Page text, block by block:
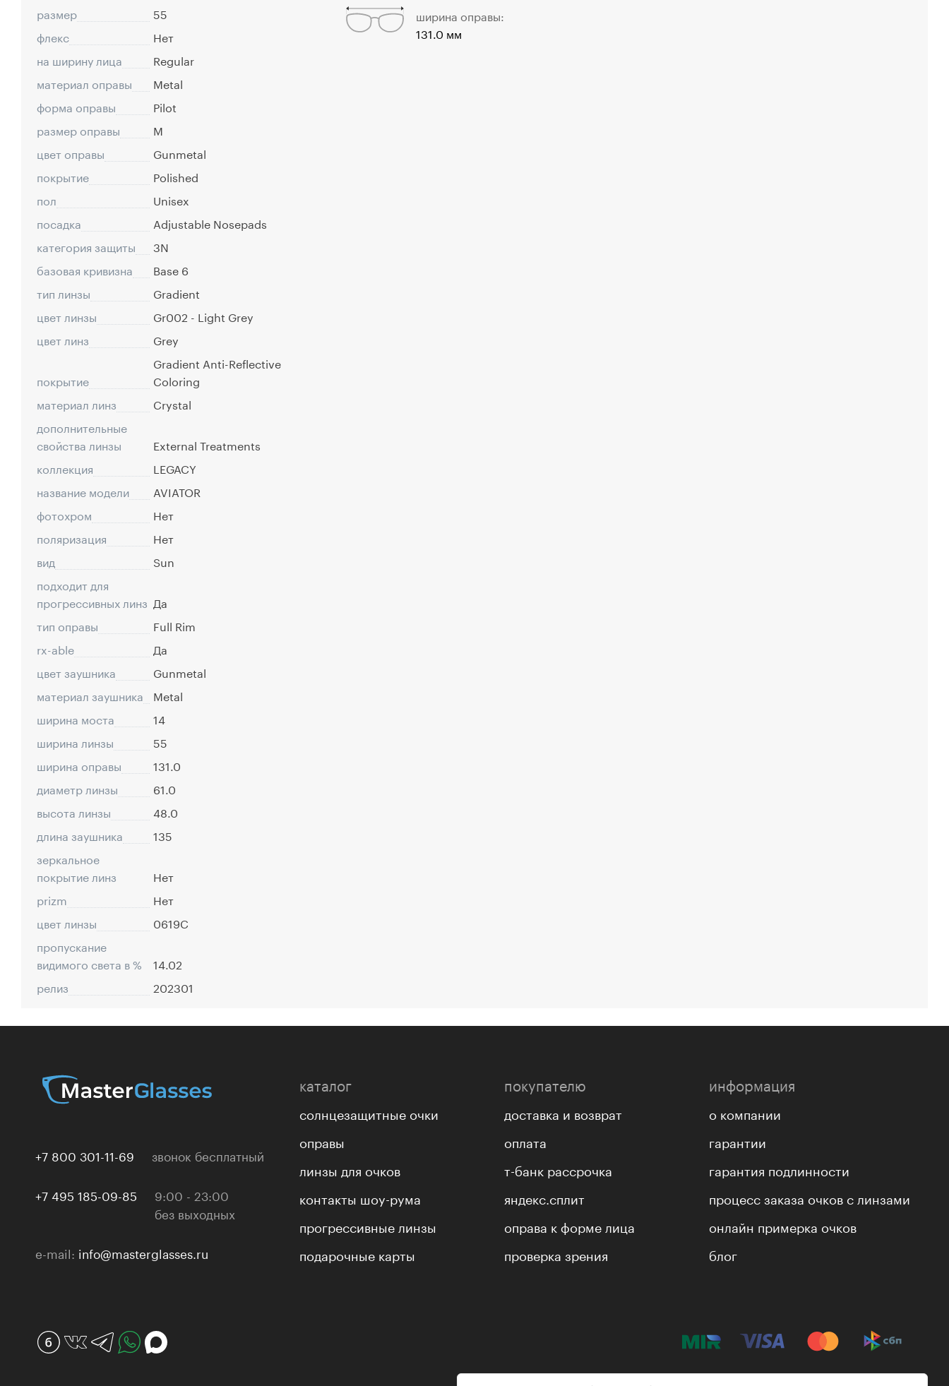
размер
55
флекс
Нет
на ширину лица
Regular
материал оправы
Metal
форма оправы
Pilot
размер оправы
M
цвет оправы
Gunmetal
покрытие
Polished
пол
Unisex
посадка
Adjustable Nosepads
категория защиты
3N
базовая кривизна
Base 6
тип линзы
Gradient
цвет линзы
Gr002 - Light Grey
цвет линз
Grey
покрытие
Gradient Anti-Reflective
Coloring
материал линз
Crystal
дополнительные
свойства линзы
External Treatments
коллекция
LEGACY
название модели
AVIATOR
фотохром
Нет
поляризация
Нет
вид
Sun
подходит для
прогрессивных линз Да
тип оправы
Full Rim
rx-able
Да
цвет заушника
Gunmetal
материал заушника
Metal
ширина моста
14
ширина линзы
55
ширина оправы
131.0
диаметр линзы
61.0
высота линзы
48.0
длина заушника
135
зеркальное
покрытие линз
Нет
prizm
Нет
цвет линзы
0619C
пропускание
видимого света в %
14.02
релиз
202301
ширина оправы:
131.0 мм
+7 800 301-11-69 звонок бесплатный
+7 495 185-09-85
9:00 - 23:00
без выходных
e-mail: info@masterglasses.ru
каталог
солнцезащитные очки
оправы
линзы для очков
контакты шоу-рума
прогрессивные линзы
подарочные карты
покупателю
доставка и возврат
оплата
т-банк рассрочка
яндекс.сплит
оправа к форме лица
проверка зрения
информация
о компании
гарантии
гарантия подлинности
процесс заказа очков с линзами
онлайн примерка очков
блог